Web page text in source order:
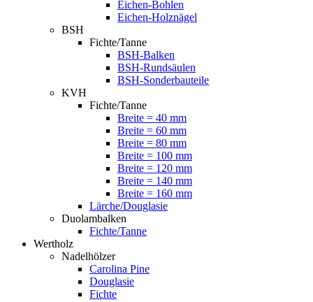
Eichen-Bohlen
Eichen-Holznägel
BSH
Fichte/Tanne
BSH-Balken
BSH-Rundsäulen
BSH-Sonderbauteile
KVH
Fichte/Tanne
Breite = 40 mm
Breite = 60 mm
Breite = 80 mm
Breite = 100 mm
Breite = 120 mm
Breite = 140 mm
Breite = 160 mm
Lärche/Douglasie
Duolambalken
Fichte/Tanne
Wertholz
Nadelhölzer
Carolina Pine
Douglasie
Fichte